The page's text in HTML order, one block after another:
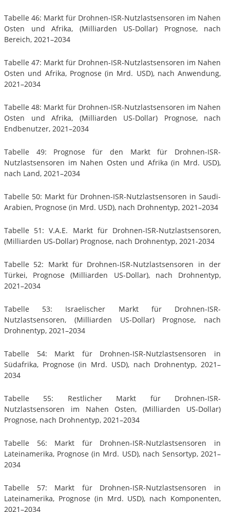
Tabelle 46: Markt für Drohnen-ISR-Nutzlastsensoren im Nahen
Osten und Afrika, (Milliarden US-Dollar) Prognose, nach
Bereich, 2021–2034
Tabelle 47: Markt für Drohnen-ISR-Nutzlastsensoren im Nahen
Osten und Afrika, Prognose (in Mrd. USD), nach Anwendung,
2021–2034
Tabelle 48: Markt für Drohnen-ISR-Nutzlastsensoren im Nahen
Osten und Afrika, (Milliarden US-Dollar) Prognose, nach
Endbenutzer, 2021–2034
Tabelle 49: Prognose für den Markt für Drohnen-ISR-
Nutzlastsensoren im Nahen Osten und Afrika (in Mrd. USD),
nach Land, 2021–2034
Tabelle 50: Markt für Drohnen-ISR-Nutzlastsensoren in Saudi-
Arabien, Prognose (in Mrd. USD), nach Drohnentyp, 2021–2034
Tabelle 51: V.A.E. Markt für Drohnen-ISR-Nutzlastsensoren,
(Milliarden US-Dollar) Prognose, nach Drohnentyp, 2021-2034
Tabelle 52: Markt für Drohnen-ISR-Nutzlastsensoren in der
Türkei, Prognose (Milliarden US-Dollar), nach Drohnentyp,
2021–2034
Tabelle 53: Israelischer Markt für Drohnen-ISR-
Nutzlastsensoren, (Milliarden US-Dollar) Prognose, nach
Drohnentyp, 2021–2034
Tabelle 54: Markt für Drohnen-ISR-Nutzlastsensoren in
Südafrika, Prognose (in Mrd. USD), nach Drohnentyp, 2021–
2034
Tabelle 55: Restlicher Markt für Drohnen-ISR-
Nutzlastsensoren im Nahen Osten, (Milliarden US-Dollar)
Prognose, nach Drohnentyp, 2021–2034
Tabelle 56: Markt für Drohnen-ISR-Nutzlastsensoren in
Lateinamerika, Prognose (in Mrd. USD), nach Sensortyp, 2021–
2034
Tabelle 57: Markt für Drohnen-ISR-Nutzlastsensoren in
Lateinamerika, Prognose (in Mrd. USD), nach Komponenten,
2021–2034